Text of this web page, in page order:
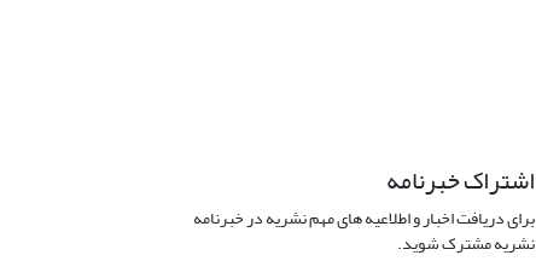
اشتراک خبرنامه
برای دریافت اخبار و اطلاعیه های مهم نشریه در خبرنامه
نشریه مشترک شوید.